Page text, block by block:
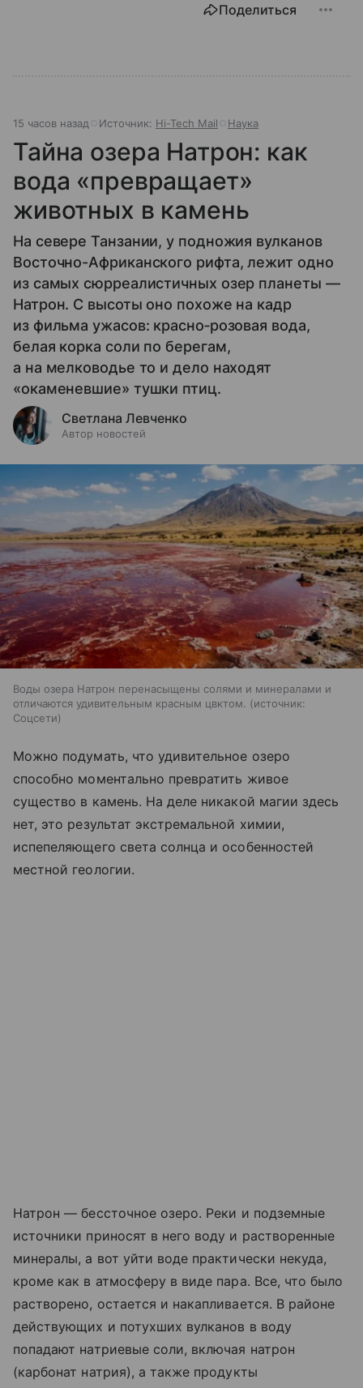
Поделиться
15 часов назад Источник: Hi-Tech Mail Наука
Тайна озера Натрон: как
вода «превращает»
животных в камень
На севере Танзании, у подножия вулканов
Восточно-Африканского рифта, лежит одно
из самых сюрреалистичных озер планеты —
Натрон. С высоты оно похоже на кадр
из фильма ужасов: красно‑розовая вода,
белая корка соли по берегам,
а на мелководье то и дело находят
«окаменевшие» тушки птиц.
Светлана Левченко
Автор новостей
Воды озера Натрон перенасыщены солями и минералами и
отличаются удивительным красным цвктом.
источник:
Соцсети
Можно подумать, что удивительное озеро
способно моментально превратить живое
существо в камень. На деле никакой магии здесь
нет, это результат экстремальной химии,
испепеляющего света солнца и особенностей
местной геологии.
Натрон — бессточное озеро. Реки и подземные
источники приносят в него воду и растворенные
минералы, а вот уйти воде практически некуда,
кроме как в атмосферу в виде пара. Все, что было
растворено, остается и накапливается. В районе
действующих и потухших вулканов в воду
попадают натриевые соли, включая натрон
(карбонат натрия), а также продукты